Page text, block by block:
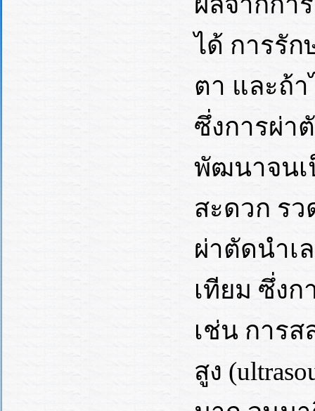
ได้ การรัก
ตา และถ้
ซึ่งการผ่า
พัฒนาจนเ
สะดวก ร
ผ่าตัดนำเ
เทียม ซึ่ง
เช่น การ
สูง